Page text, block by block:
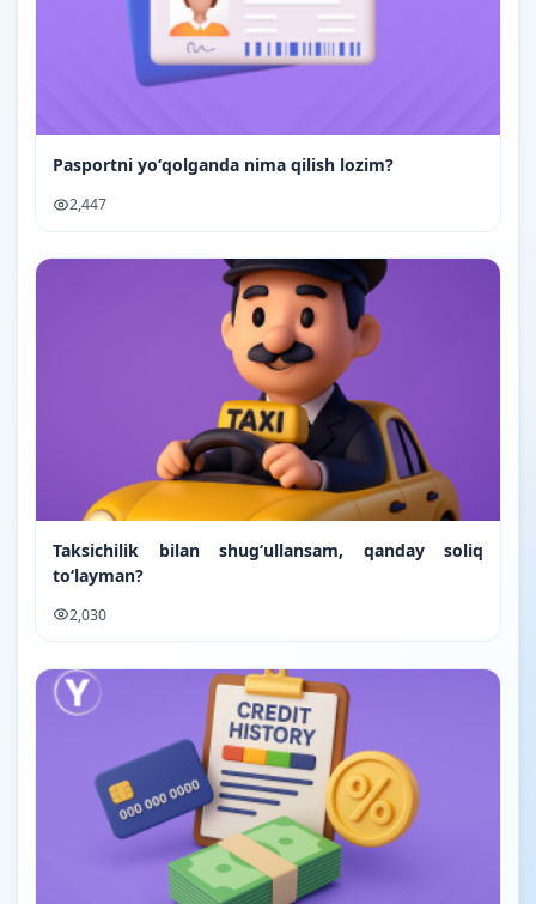
Pasportni yoʻqolganda nima qilish lozim?
2,447
Taksichilik bilan shugʻullansam, qanday soliq
toʻlayman?
2,030